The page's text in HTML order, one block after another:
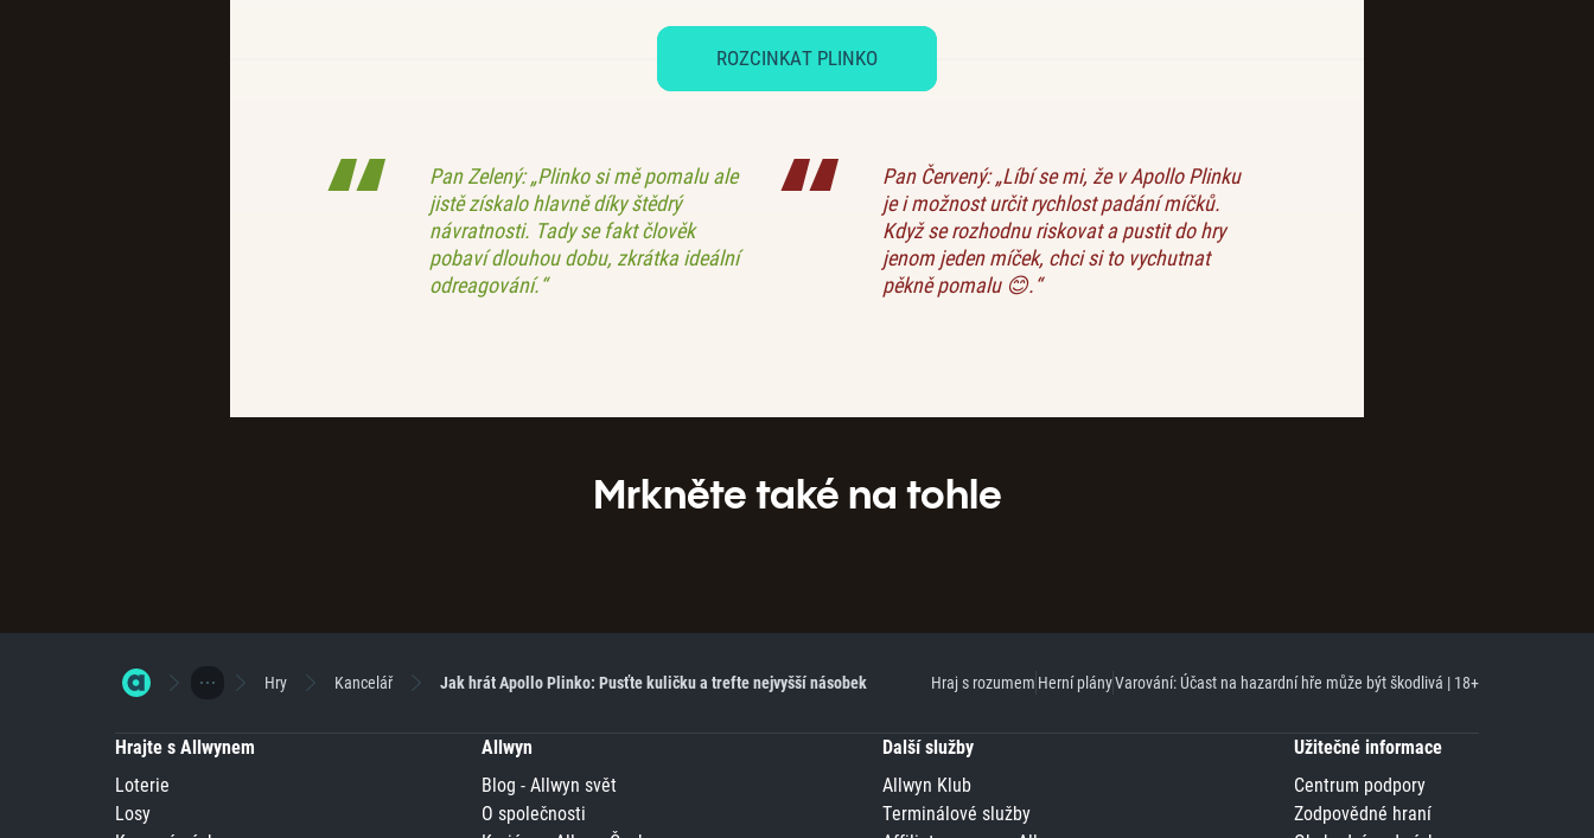
ROZCINKAT PLINKO
Pan Zelený: „Plinko si mě pomalu ale
jistě získalo hlavně díky štědrý
návratnosti. Tady se fakt člověk
pobaví dlouhou dobu, zkrátka ideální
odreagování.“
Pan Červený: „Líbí se mi, že v Apollo Plinku
je i možnost určit rychlost padání míčků.
Když se rozhodnu riskovat a pustit do hry
jenom jeden míček, chci si to vychutnat
pěkně pomalu 😊.“
Mrkněte také na tohle
Hry Kancelář Jak hrát Apollo Plinko: Pusťte kuličku a trefte nejvyšší násobek Hraj s rozumem Herní plányVarování: Účast na hazardní hře může být škodlivá | 18+
Hrajte s Allwynem
Loterie
Losy
Allwyn
Blog - Allwyn svět
O společnosti
Další služby
Allwyn Klub
Terminálové služby
Užitečné informace
Centrum podpory
Zodpovědné hraní